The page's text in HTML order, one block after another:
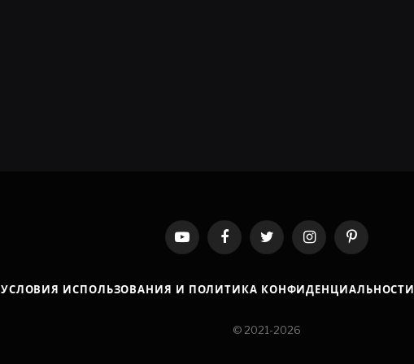
YouTubeFacebookTwitter InstagramPinterest
УСЛОВИЯ ИСПОЛЬЗОВАНИЯ И ПОЛИТИКА КОНФИДЕНЦИАЛЬНОСТИ
© 2021-2026